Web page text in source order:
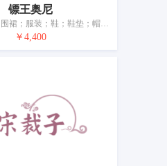
镖王奥尼
内衣；内裤；围裙；服装；鞋；鞋垫；帽子；袜；围巾；睡眠用眼罩
￥4,400